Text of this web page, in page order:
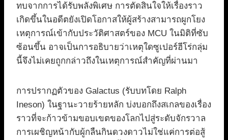
ทบจากการได้รับพลังพิเศษ การตัดสินใจให้เรื่องราว
เกิดขึ้นในอดีตยังเปิดโอกาสให้ผู้สร้างสามารถผูกโยง
เหตุการณ์เข้ากับประวัติศาสตร์ของ MCU ในมิติที่ซับ
ซ้อนขึ้น อาจเป็นการอธิบายว่าเหตุใดซูเปอร์ฮีโร่กลุ่ม
นี้จึงไม่เคยถูกกล่าวถึงในเหตุการณ์สำคัญที่ผ่านมา
การปรากฏตัวของ Galactus (รับบทโดย Ralph
Ineson) ในฐานะวายร้ายหลัก บ่งบอกถึงสเกลของเรื่อง
ราวที่จะก้าวข้ามขอบเขตของโลกไปสู่ระดับจักรวาล
การเผชิญหน้ากับผู้กลืนกินดวงดาวไม่ใช่แค่การต่อสู้